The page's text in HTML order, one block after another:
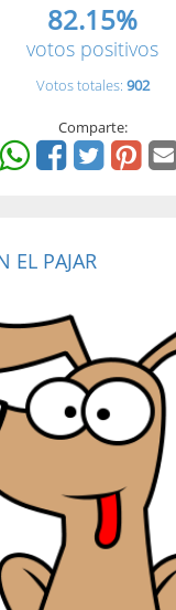
82.15%
votos positivos
Votos totales: 902
Comparte:
EL PAJAR